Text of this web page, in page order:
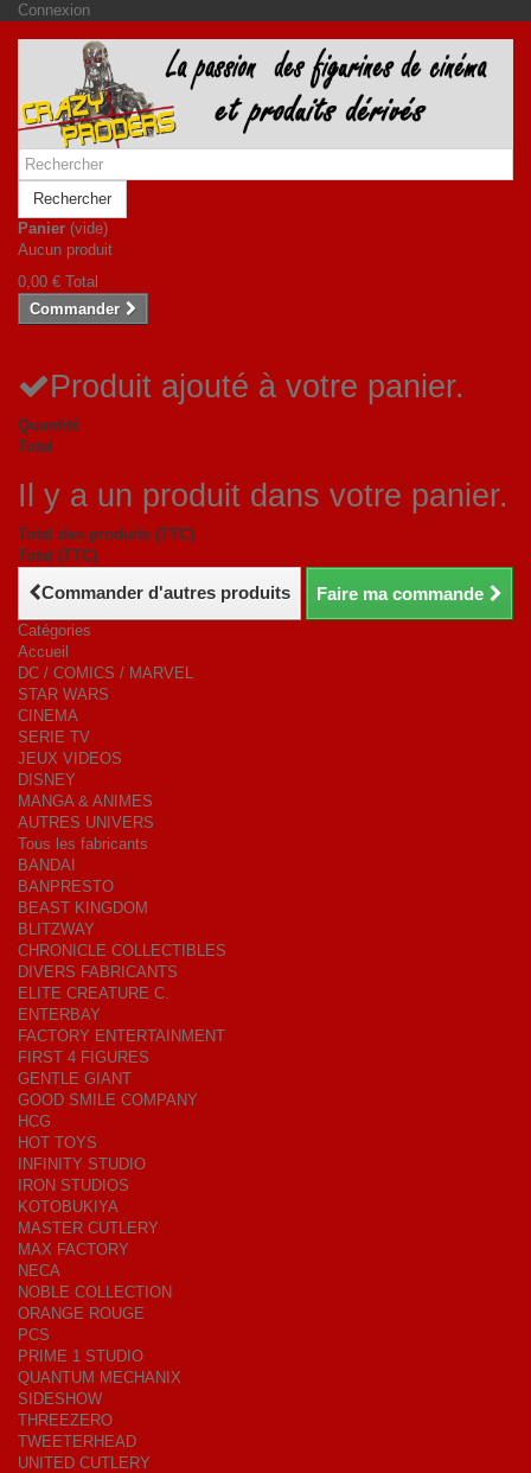
Connexion
Rechercher
Panier (vide)
Aucun produit
0,00 € Total
Commander
Produit ajouté à votre panier.
Quantité
Total
Il y a un produit dans votre panier.
Total des produits (TTC)
Total (TTC)
Commander d'autres produits Faire ma commande
Catégories
Accueil
DC / COMICS / MARVEL
STAR WARS
CINEMA
SERIE TV
JEUX VIDEOS
DISNEY
MANGA & ANIMES
AUTRES UNIVERS
Tous les fabricants
BANDAI
BANPRESTO
BEAST KINGDOM
BLITZWAY
CHRONICLE COLLECTIBLES
DIVERS FABRICANTS
ELITE CREATURE C.
ENTERBAY
FACTORY ENTERTAINMENT
FIRST 4 FIGURES
GENTLE GIANT
GOOD SMILE COMPANY
HCG
HOT TOYS
INFINITY STUDIO
IRON STUDIOS
KOTOBUKIYA
MASTER CUTLERY
MAX FACTORY
NECA
NOBLE COLLECTION
ORANGE ROUGE
PCS
PRIME 1 STUDIO
QUANTUM MECHANIX
SIDESHOW
THREEZERO
TWEETERHEAD
UNITED CUTLERY